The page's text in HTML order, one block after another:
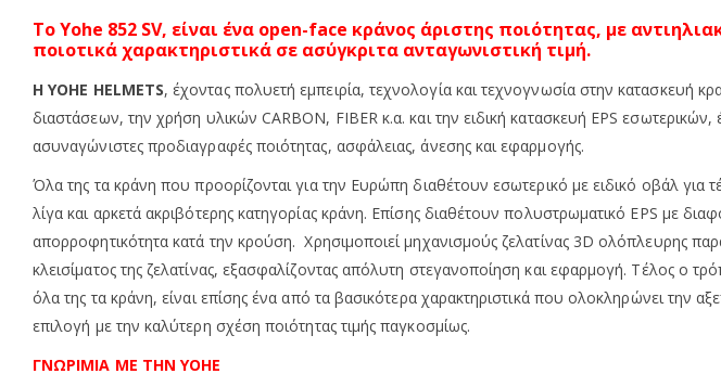
Το Yohe 852 SV, είναι ένα open-face κράνος άριστης ποιότητας, με
ποιοτικά χαρακτηριστικά σε ασύγκριτα ανταγωνιστική τιμή.
ΗYOHE HELMETS, έχοντας πολυετή εμπειρία, τεχνολογία και τεχνογνωσία στην
διαστάσεων, την χρήση υλικών CARBON, FIBER κ.α. και την ειδική κατασκευή EPS
ασυναγώνιστες προδιαγραφές ποιότητας, ασφάλειας, άνεσης και εφαρμογής.
Όλα της τα κράνη που προορίζονται για την Ευρώπη διαθέτουν εσωτερικό με ειδικό οβάλ για
λίγα και αρκετά ακριβότερης κατηγορίας κράνη. Επίσης διαθέτουν πολυστρωματικό EPS με
απορροφητικότητα κατά την κρούση. Χρησιμοποιεί μηχανισμούς ζελατίνας 3D ολόπλευρης
κλεισίματος της ζελατίνας, εξασφαλίζοντας απόλυτη στεγανοποίηση και εφαρμογή. Τέλος ο
όλα της τα κράνη, είναι επίσης ένα από τα βασικότερα χαρακτηριστικά που ολοκληρώνει
επιλογή με την καλύτερη σχέση ποιότητας τιμής παγκοσμίως.
ΓΝΩΡΙΜΙΑ ΜΕ ΤΗΝ YOHE